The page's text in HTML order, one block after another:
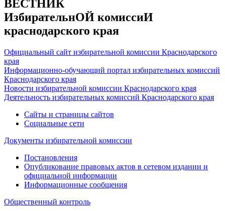
ВЕСТНИК
ИзбирательнОЙ комиссиИ
краснодарского края
Официальный сайт избирательной комиссии Краснодарского
края
Информационно-обучающий портал избирательных комиссий
Краснодарского края
Новости избирательной комиссии Краснодарского края
Деятельность избирательных комиссий Краснодарского края
Сайты и страницы сайтов
Социальные сети
Документы избирательной комиссии
Постановления
Опубликование правовых актов в сетевом издании и
официальной информации
Информационные сообщения
Общественный контроль